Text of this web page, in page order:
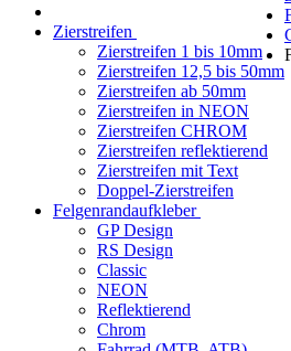
Zierstreifen
Zierstreifen 1 bis 10mm
Zierstreifen 12,5 bis 50mm
Zierstreifen ab 50mm
Zierstreifen in NEON
Zierstreifen CHROM
Zierstreifen reflektierend
Zierstreifen mit Text
Doppel-Zierstreifen
Felgenrandaufkleber
GP Design
RS Design
Classic
NEON
Reflektierend
Chrom